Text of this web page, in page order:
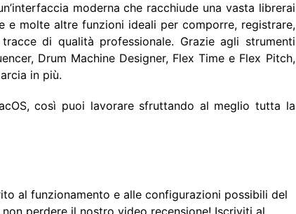
moderna che racchiude una vasta librerai
e molte altre funzioni ideali per comporre, registrare,
di qualità professionale. Grazie agli strumenti
Drum Machine Designer, Flex Time e Flex Pitch,
in più.
così puoi lavorare sfruttando al meglio tutta la
al funzionamento e alle configurazioni possibili del